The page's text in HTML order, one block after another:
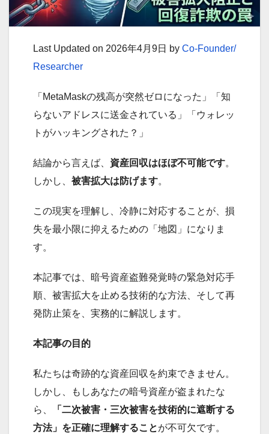
Last Updated on 2026年4月9日 by Co-Founder/
Researcher
「MetaMaskの残高が突然ゼロになった」「知
らないアドレスに送金されている」「ウォレッ
トがハッキングされた？」
結論から言えば、 資産回収はほぼ不可能です。
しかし、 被害拡大は防げます。
この現実を理解し、冷静に対応することが、損
失を最小限に抑えるための「地図」になりま
す。
本記事では、暗号資産盗難発覚時の緊急対応手
順、被害拡大を止める技術的な方法、そして再
発防止策を、実務的に解説します。
本記事の目的
私たちは奇跡的な資産回収を約束できません。
しかし、もしあなたの暗号資産が盗まれたな
ら、
「二次被害・三次被害を技術的に遮断する
方法」を正確に理解することが不可欠です。